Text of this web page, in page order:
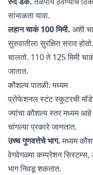
सांभाळता यावा.
लहान चाकं 100 मिमी. अशी
सुरुवातीला सुरक्षित सराव
चालतो. 110 ते 125 मिमी
जातात.
कौशल्य पातळी: मध्यम
प्रोफेशनल स्टंट स्कुटरची
ज्यांचा कौशल्य स्तर मध्यम आहे
चांगल्या प्रकारे जाणतात.
उच्च गुणवत्तेचे भाग.मध्यम
वेगवेगळ्या कम्प्रेशन
भाग निवडू शकतात.